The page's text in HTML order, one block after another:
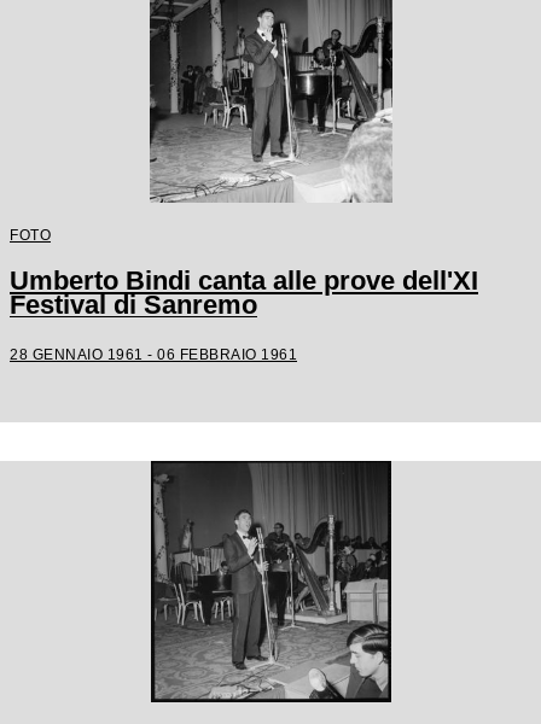
FOTO
Umberto Bindi canta alle prove dell'XI
Festival di Sanremo
28 GENNAIO 1961 - 06 FEBBRAIO 1961